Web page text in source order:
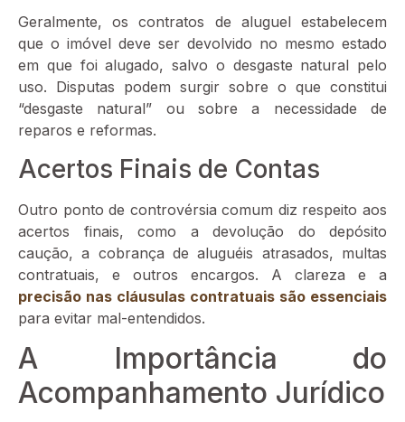
Geralmente, os contratos de aluguel estabelecem
que o imóvel deve ser devolvido no mesmo estado
em que foi alugado, salvo o desgaste natural pelo
uso. Disputas podem surgir sobre o que constitui
“desgaste natural” ou sobre a necessidade de
reparos e reformas.
Acertos Finais de Contas
Outro ponto de controvérsia comum diz respeito aos
acertos finais, como a devolução do depósito
caução, a cobrança de aluguéis atrasados, multas
contratuais, e outros encargos. A clareza e a
precisão nas cláusulas contratuais são essenciais
para evitar mal-entendidos.
A Importância do
Acompanhamento Jurídico